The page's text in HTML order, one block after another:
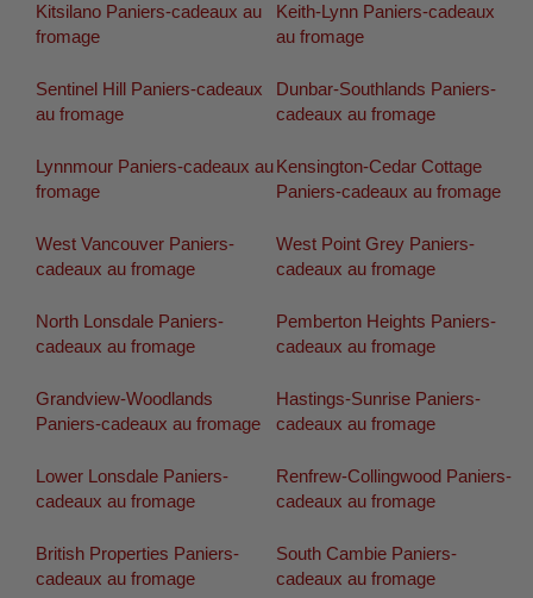
Kitsilano Paniers-cadeaux au
fromage
Keith-Lynn Paniers-cadeaux
au fromage
Sentinel Hill Paniers-cadeaux
au fromage
Dunbar-Southlands Paniers-
cadeaux au fromage
Lynnmour Paniers-cadeaux au
fromage
Kensington-Cedar Cottage
Paniers-cadeaux au fromage
West Vancouver Paniers-
cadeaux au fromage
West Point Grey Paniers-
cadeaux au fromage
North Lonsdale Paniers-
cadeaux au fromage
Pemberton Heights Paniers-
cadeaux au fromage
Grandview-Woodlands
Paniers-cadeaux au fromage
Hastings-Sunrise Paniers-
cadeaux au fromage
Lower Lonsdale Paniers-
cadeaux au fromage
Renfrew-Collingwood Paniers-
cadeaux au fromage
British Properties Paniers-
cadeaux au fromage
South Cambie Paniers-
cadeaux au fromage